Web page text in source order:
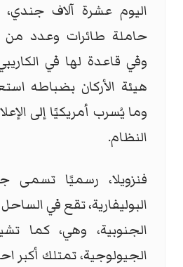
اليوم عشرة آلاف جندي،
حاملة طائرات وعدد
وفي قاعدة لها في
هيئة الأركان بضباطه
وما يُسرب أمريكيًا إلى
النظام.
فنزويلا، رسميًا تسمى
البوليفارية، تقع في
الجنوبية، وهي، كما
الجيولوجية، تمتلك أكبر